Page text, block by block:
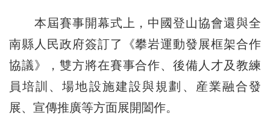
本屆賽事開幕式上，中國登山協會還與全
南縣人民政府簽訂了《攀岩運動發展框架合作
協議》，雙方將在賽事合作、後備人才及教練
員培訓、場地設施建設與規劃、産業融合發
展、宣傳推廣等方面展開闔作。